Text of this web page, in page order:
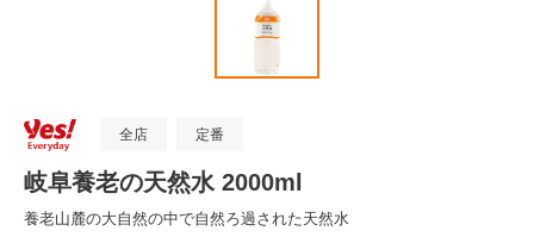
全店 定番
岐阜養老の天然水 2000ml
養老山麓の大自然の中で自然ろ過された天然水